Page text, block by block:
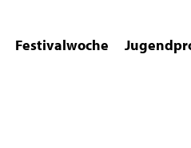
Festivalwoche